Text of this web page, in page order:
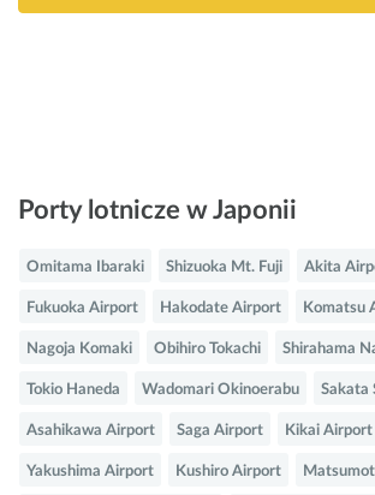
Porty lotnicze w Japonii
Omitama Ibaraki Shizuoka Mt. Fuji Akita
Fukuoka Airport Hakodate Airport Komatsu
Nagoja Komaki Obihiro Tokachi Shirahama
Tokio Haneda Wadomari Okinoerabu Sakata
Asahikawa Airport Saga Airport Kikai Airport
Yakushima Airport Kushiro Airport